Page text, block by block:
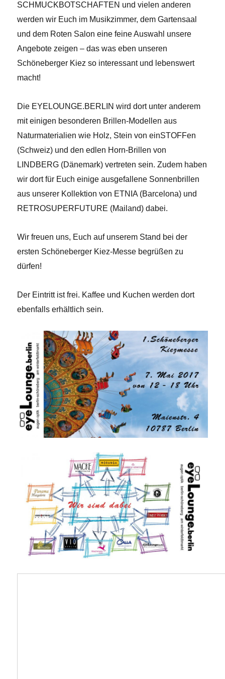
SCHMUCKBOTSCHAFTEN und vielen anderen
werden wir Euch im Musikzimmer, dem Gartensaal
und dem Roten Salon eine feine Auswahl unsere
Angebote zeigen – das was eben unseren
Schöneberger Kiez so interessant und lebenswert
macht!
Die EYELOUNGE.BERLIN wird dort unter anderem
mit einigen besonderen Brillen-Modellen aus
Naturmaterialien wie Holz, Stein von einSTOFFen
(Schweiz) und den edlen Horn-Brillen von
LINDBERG (Dänemark) vertreten sein. Zudem haben
wir dort für Euch einige ausgefallene Sonnenbrillen
aus unserer Kollektion von ETNIA (Barcelona) und
RETROSUPERFUTURE (Mailand) dabei.
Wir freuen uns, Euch auf unserem Stand bei der
ersten Schöneberger Kiez-Messe begrüßen zu
dürfen!
Der Eintritt ist frei. Kaffee und Kuchen werden dort
ebenfalls erhältlich sein.